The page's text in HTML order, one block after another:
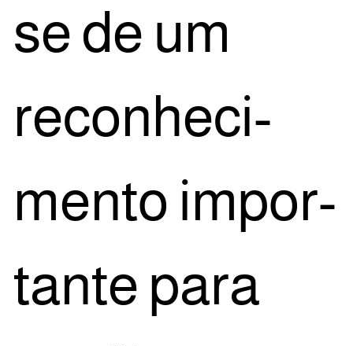
se de um
reco­nhe­ci­
men­to impor­
tan­te para